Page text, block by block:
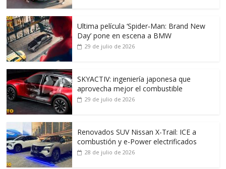
Ultima película ‘Spider‑Man: Brand New
Day’ pone en escena a BMW
29 de julio de 2026
SKYACTIV: ingeniería japonesa que
aprovecha mejor el combustible
29 de julio de 2026
Renovados SUV Nissan X-Trail: ICE a
combustión y e-Power electrificados
28 de julio de 2026